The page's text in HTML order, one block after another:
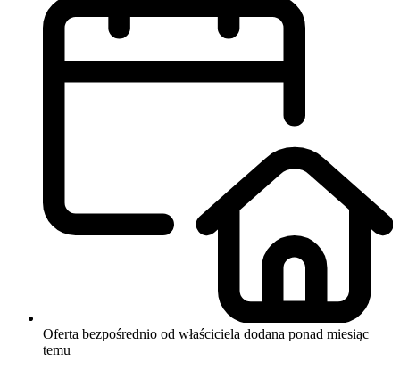
Oferta bezpośrednio od właściciela dodana ponad miesiąc
temu